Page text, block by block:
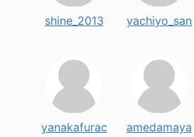
shine_2013 yachiyo_san
yanakafurac
amedamaya